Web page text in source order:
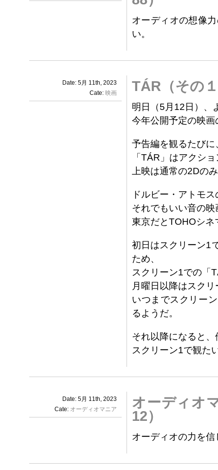
オーディオの想像
い。
Date: 5月 11th, 2023
Cate: 映画 TÁR（その
明日（5月12日）、
今年公開予定の映
予告編を観るたび
「TÁR」はアクシ
上映は通常の2Dの
ドルビー・アトモ
それでもいい音の
東京だとTOHOシネ
初日はスクリーン1
ため、
スクリーン1での「
月曜日以降はスク
いつまでスクリー
るようだ。
それ以降になると
スクリーン1で観た
Date: 5月 11th, 2023
Cate: オーディオマニア
オーディオ
12）
オーディオの力を